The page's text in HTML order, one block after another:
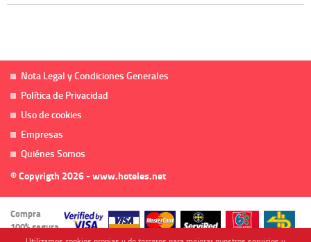
Nota Legal y Condiciones Generales
Política de Privacidad
Uso de cookies
Empresas
Quiénes Somos
© Copyrigth 2026 - www.hoteles.net
Compra
100% segura